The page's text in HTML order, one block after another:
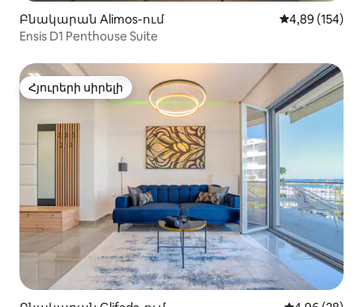
Բնակարան Alimos-ում Միջին
4,89 (154)
Ensis D1 Penthouse Suite
Հյուրերի սիրելի
Հյուրերի սիրելի